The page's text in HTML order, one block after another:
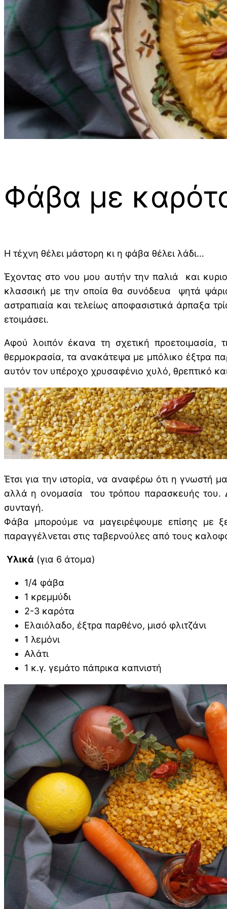
Φάβα με
Η τέχνη θέλει μάστορη κι η φάβα θέλει λάδι…
Έχοντας στο νου μου αυτήν την παλιά και
κλασσική με την οποία θα συνόδευα ψητά
αστραπιαία και τελείως αποφασιστικά άρπαξα
ετοιμάσει.
Αφού λοιπόν έκανα τη σχετική
θερμοκρασία, τα ανακάτεψα με μπόλικο έξτρα
αυτόν τον υπέροχο χρυσαφένιο χυλό, θρεπτικό
Έτσι για την ιστορία, να αναφέρω ότι η γνωστή
αλλά η ονομασία του τρόπου παρασκευής του.
συνταγή.
Φάβα μπορούμε να μαγειρέψουμε επίσης με
παραγγέλνεται στις ταβερνούλες από τους
Υλικά (για 6 άτομα)
1/4 φάβα
1 κρεμμύδι
2-3 καρότα
Ελαιόλαδο, έξτρα παρθένο, μισό φλιτζάνι
1 λεμόνι
Αλάτι
1 κ.γ. γεμάτο πάπρικα καπνιστή